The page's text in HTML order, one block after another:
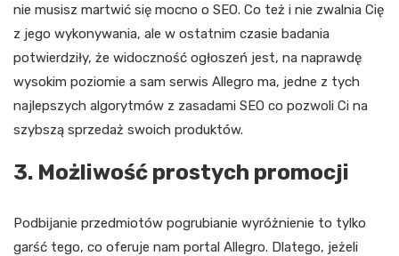
nie musisz martwić się mocno o SEO. Co też i nie zwalnia Cię
z jego wykonywania, ale w ostatnim czasie badania
potwierdziły, że widoczność ogłoszeń jest, na naprawdę
wysokim poziomie a sam serwis Allegro ma, jedne z tych
najlepszych algorytmów z zasadami SEO co pozwoli Ci na
szybszą sprzedaż swoich produktów.
3. Możliwość prostych promocji
Podbijanie przedmiotów pogrubianie wyróżnienie to tylko
garść tego, co oferuje nam portal Allegro. Dlatego, jeżeli